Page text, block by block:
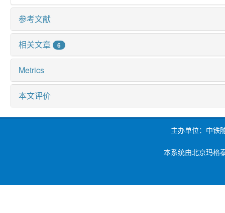
参考文献
相关文章 6
Metrics
本文评价
主办单位：中铁
本系统由北京玛格